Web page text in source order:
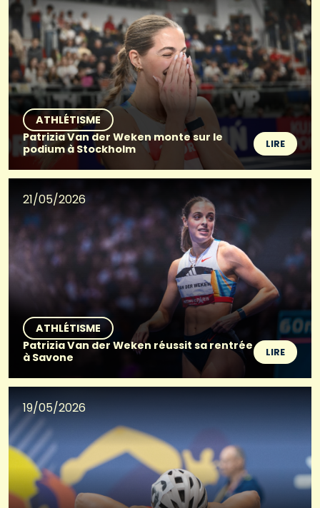
ATHLÉTISME
Patrizia Van der Weken monte sur le
podium à Stockholm
LIRE
21/05/2026
ATHLÉTISME
Patrizia Van der Weken réussit sa rentrée
à Savone
LIRE
19/05/2026